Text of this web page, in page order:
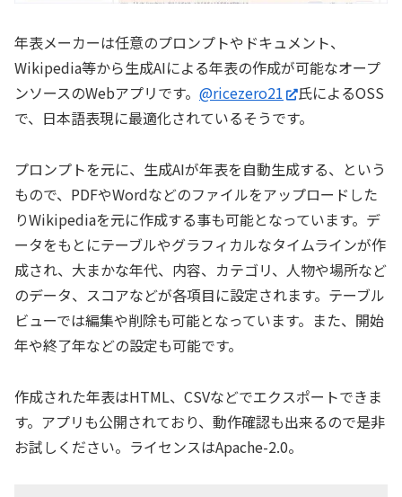
年表メーカーは任意のプロンプトやドキュメント、
Wikipedia等から生成AIによる年表の作成が可能なオープ
ンソースのWebアプリです。 @ricezero21
氏によるOSS
で、日本語表現に最適化されているそうです。
プロンプトを元に、生成AIが年表を自動生成する、という
もので、PDFやWordなどのファイルをアップロードした
りWikipediaを元に作成する事も可能となっています。デ
ータをもとにテーブルやグラフィカルなタイムラインが作
成され、大まかな年代、内容、カテゴリ、人物や場所など
のデータ、スコアなどが各項目に設定されます。テーブル
ビューでは編集や削除も可能となっています。また、開始
年や終了年などの設定も可能です。
作成された年表はHTML、CSVなどでエクスポートできま
す。アプリも公開されており、動作確認も出来るので是非
お試しください。ライセンスはApache-2.0。